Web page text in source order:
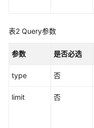
实
参
表2 Query参数
参数 是否必选
type 否
limit 否